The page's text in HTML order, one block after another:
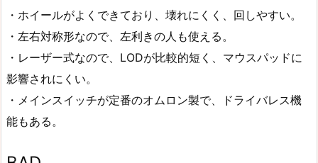
・ホイールがよくできており、壊れにくく、回しやすい。
・左右対称形なので、左利きの人も使える。
・レーザー式なので、LODが比較的短く、マウスパッドに
影響されにくい。
・メインスイッチが定番のオムロン製で、ドライバレス機
能もある。